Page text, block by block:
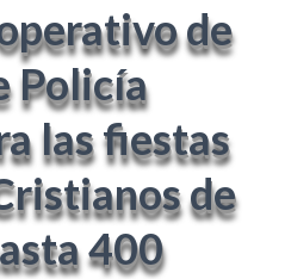
de
Policía
las fiestas
de
400